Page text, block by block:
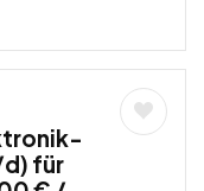
für